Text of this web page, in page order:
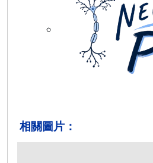
相關圖片：